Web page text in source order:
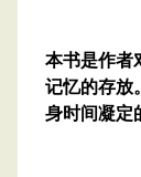
本书是作者
记忆的存放
身时间凝定